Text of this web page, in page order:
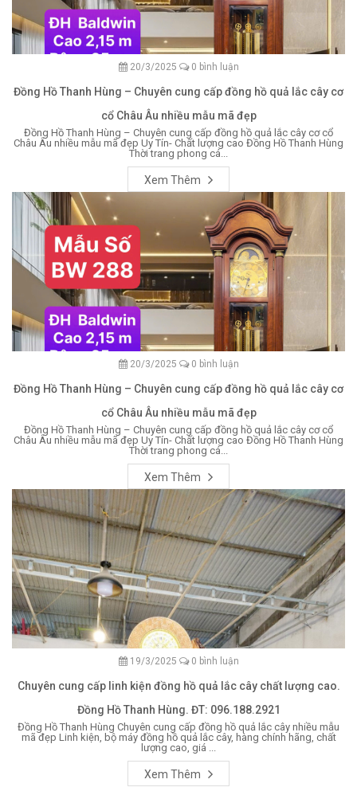
20/3/2025 0 bình luận
Đồng Hồ Thanh Hùng – Chuyên cung cấp đồng hồ quả lắc cây cơ
cổ Châu Âu nhiều mẫu mã đẹp
Đồng Hồ Thanh Hùng – Chuyên cung cấp đồng hồ quả lắc cây cơ cổ
Châu Âu nhiều mẫu mã đẹp Uy Tín- Chất lượng cao Đồng Hồ Thanh Hùng
Thời trang phong cá...
Xem Thêm
20/3/2025 0 bình luận
Đồng Hồ Thanh Hùng – Chuyên cung cấp đồng hồ quả lắc cây cơ
cổ Châu Âu nhiều mẫu mã đẹp
Đồng Hồ Thanh Hùng – Chuyên cung cấp đồng hồ quả lắc cây cơ cổ
Châu Âu nhiều mẫu mã đẹp Uy Tín- Chất lượng cao Đồng Hồ Thanh Hùng
Thời trang phong cá...
Xem Thêm
19/3/2025 0 bình luận
Chuyên cung cấp linh kiện đồng hồ quả lắc cây chất lượng cao.
Đồng Hồ Thanh Hùng. ĐT: 096.188.2921
Đồng Hồ Thanh Hùng Chuyên cung cấp đồng hồ quả lắc cây nhiều mẫu
mã đẹp Linh kiện, bộ máy đồng hồ quả lắc cây, hàng chính hãng, chất
lượng cao, giá ...
Xem Thêm